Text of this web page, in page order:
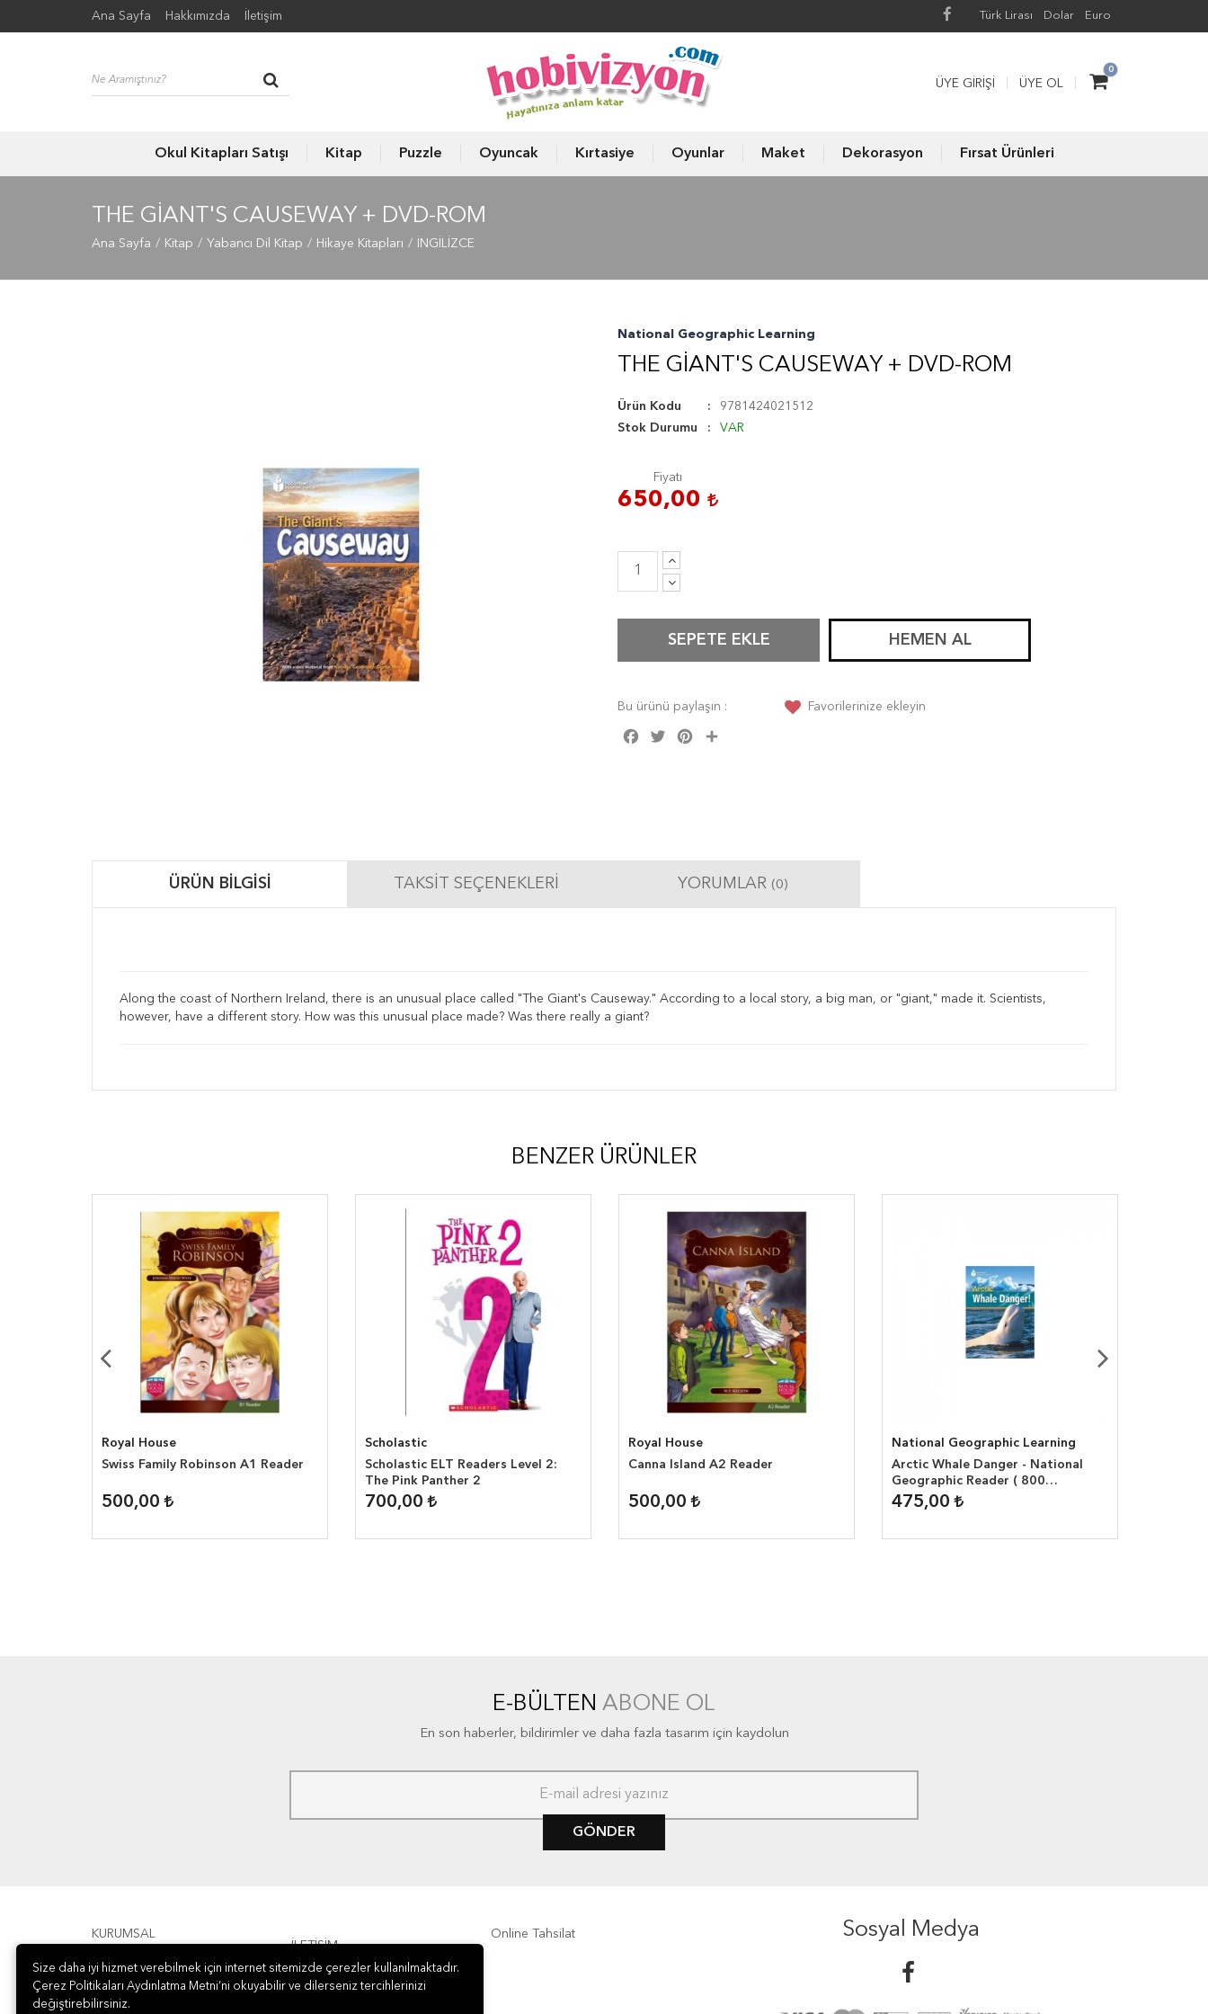
Ana Sayfa Hakkımızda İletişim Türk Lirası Dolar Euro
0
ÜYE GIRIŞI ÜYE OL
Okul Kitapları Satışı Kitap Puzzle Oyuncak Kırtasiye Oyunlar Maket Dekorasyon Fırsat Ürünleri
THE GIANT'S CAUSEWAY + DVD-ROM
Ana Sayfa Kitap Yabancı Dil Kitap Hikaye Kitapları İNGİLİZCE
National Geographic Learning
THE GIANT'S CAUSEWAY + DVD-ROM
Ürün Kodu
9781424021512
Stok Durumu
VAR
Fiyatı
650,00
SEPETE EKLE HEMEN AL
Bu ürünü paylaşın :
Facebook
Twitter Pinterest
Favorilerinize ekleyin
ÜRÜN BILGISI TAKSIT SEÇENEKLERI YORUMLAR (0)
Along the coast of Northern Ireland, there is an unusual place called "The Giant's Causeway." According to a local story, a big man, or "giant," made it. Scientists,
however, have a different story. How was this unusual place made? Was there really a giant?
BENZER ÜRÜNLER
Royal House
Swiss Family Robinson A1 Reader
500,00
Scholastic
Scholastic ELT Readers Level 2:
The Pink Panther 2
700,00
Royal House
Canna Island A2 Reader
500,00
National Geographic Learning
Arctic Whale Danger - National
Geographic Reader ( 800
headwords )
475,00
E-BÜLTEN ABONE OL
En son haberler, bildirimler ve daha fazla tasarım için kaydolun
GÖNDER
KURUMSAL
ÖDEME
İLETİŞİM
Online Tahsilat Sosyal Medya
Size daha iyi hizmet verebilmek için internet sitemizde çerezler kullanılmaktadır.
Çerez Politikaları Aydınlatma Metni’ni okuyabilir ve dilerseniz tercihlerinizi
değiştirebilirsiniz.